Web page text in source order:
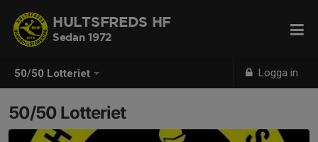
50/50 Lotteriet Logga in
HULTSFREDS HF
Sedan 1972
50/50 Lotteriet